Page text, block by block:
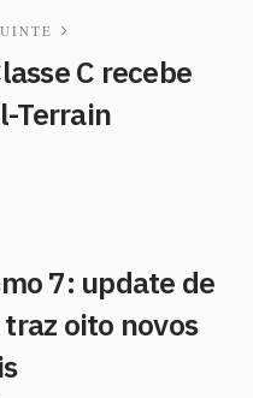
C recebe
Terrain
7: update de
oito novos